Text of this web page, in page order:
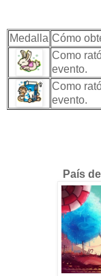
Medalla Cómo
Como
evento.
Como
evento.
País